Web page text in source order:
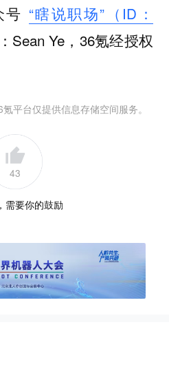
号 “瞎说职场”（ID：
Sean Ye，36氪经授权
平台仅提供信息存储空间服务。
43
需要你的鼓励